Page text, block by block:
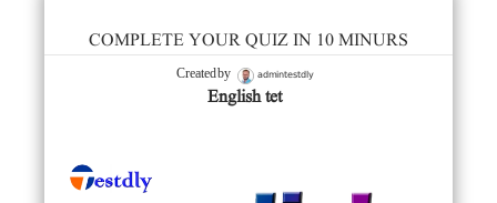
COMPLETE YOUR QUIZ IN 10 MINURS
Created by admintestdly
English tet